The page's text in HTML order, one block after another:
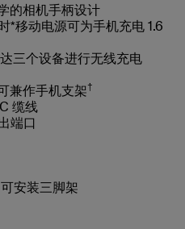
的相机手柄设计
*移动电源可为手机充电 1.6
三个设备进行无线充电
兼作手机支架†
缆线
端口
安装三脚架